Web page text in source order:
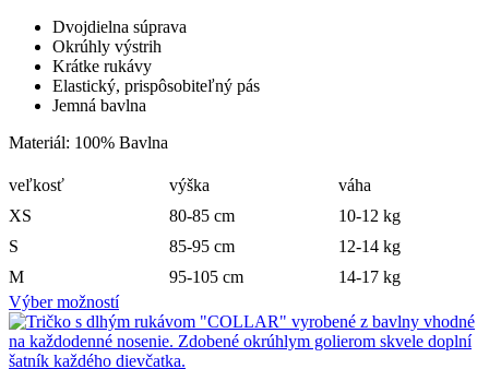
Dvojdielna súprava
Okrúhly výstrih
Krátke rukávy
Elastický, prispôsobiteľný pás
Jemná bavlna
Materiál: 100% Bavlna
veľkosť výška
váha
XS
80-85 cm
10-12 kg
S
85-95 cm
12-14 kg
M
95-105 cm
14-17 kg
Výber možností